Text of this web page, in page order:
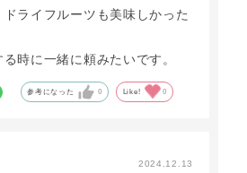
ライフルーツも美味しかった
時に一緒に頼みたいです。
参考になった 0 Like! 0
2024.12.13